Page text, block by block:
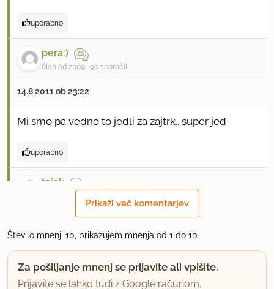
uporabno
pera:)
član od 2009 90 sporočil
14.8.2011 ob 23:22
Mi smo pa vedno to jedli za zajtrk.. super jed
uporabno
tajak
13.8.2012 ob 18:41
super jed, ena mojih najljubših in tale recept je
originalni;))
Prikaži več komentarjev
Število mnenj: 10, prikazujem mnenja od 1 do 10
Za pošiljanje mnenj se prijavite ali vpišite.
Prijavite se lahko tudi z Google računom.